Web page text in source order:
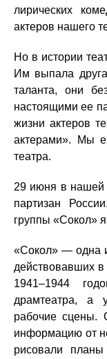
лирических
актеров нашего
Но в истории
Им выпала
таланта, они
настоящими ее
жизни актеров
актерами». Мы
театра.
29 июня в нашей
партизан
группы «Сокол»
«Сокол» — одна
действовавших
1941–1944
драмтеатра, а
рабочие сцены.
информацию от
рисовали